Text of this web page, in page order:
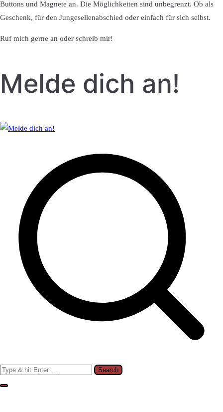
Buttons und Magnete an. Die Möglichkeiten sind unbegrenzt. Ob als
Geschenk, für den Jungesellenabschied oder einfach für sich selbst.
Ruf mich gerne an oder schreib mir!
Melde dich an!
Search
for: